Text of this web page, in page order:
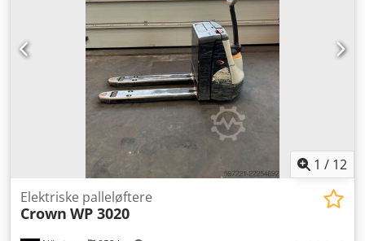
1 / 12
Elektriske palleløftere
Crown WP 3020